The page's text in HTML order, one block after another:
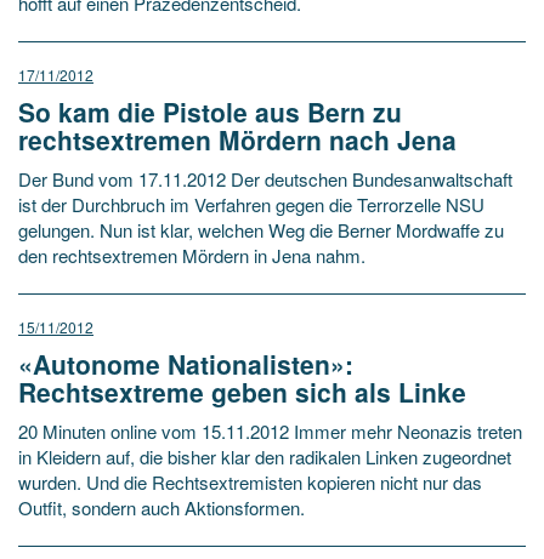
17/11/2012
So kam die Pistole aus Bern zu
rechtsextremen Mördern nach Jena
Der Bund vom 17.11.2012 Der deutschen Bundesanwaltschaft
ist der Durchbruch im Verfahren gegen die Terrorzelle NSU
gelungen. Nun ist klar, welchen Weg die Berner Mordwaffe zu
den rechtsextremen Mördern in Jena nahm.
15/11/2012
«Autonome Nationalisten»:
Rechtsextreme geben sich als Linke
20 Minuten online vom 15.11.2012 Immer mehr Neonazis treten
in Kleidern auf, die bisher klar den radikalen Linken zugeordnet
wurden. Und die Rechtsextremisten kopieren nicht nur das
Outfit, sondern auch Aktionsformen.